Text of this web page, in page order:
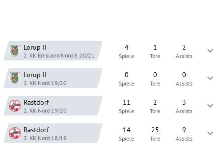
Lorup II
2. KK Emsland Nord B 20/21
4
Spiele
1
Tore
2
Assists
Lorup II
2. KK Nord 19/20
0
Spiele
0
Tore
0
Assists
Rastdorf
2. KK Nord 19/20
11
Spiele
2
Tore
3
Assists
Rastdorf
2. KK Nord 18/19
14
Spiele
25
Tore
9
Assists